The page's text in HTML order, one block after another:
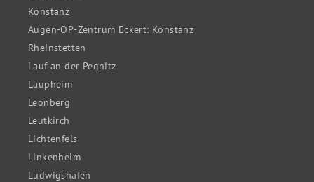
Konstanz
Augen-OP-Zentrum Eckert: Konstanz
Rheinstetten
Lauf an der Pegnitz
Laupheim
Leonberg
Leutkirch
Lichtenfels
Linkenheim
Ludwigshafen